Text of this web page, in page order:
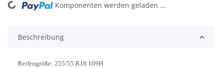
Loading... Komponenten werden geladen ...
Beschreibung
Reifengröße: 255/55 R18 109H